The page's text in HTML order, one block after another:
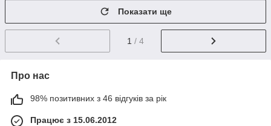
Показати ще
1 / 4
Про нас
98% позитивних з 46 відгуків за рік
Працює з 15.06.2012